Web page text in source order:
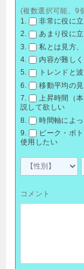
(複数選択可能、9
非常に役に
あまり役に
私とは見方
内容が難し
トレンドと
移動平均の
上昇時間（
説して欲しい
時間軸によ
ピーク・ボ
使用したい
コメント